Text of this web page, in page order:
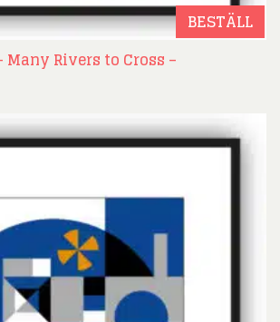
BESTÄLL
Many Rivers to Cross –